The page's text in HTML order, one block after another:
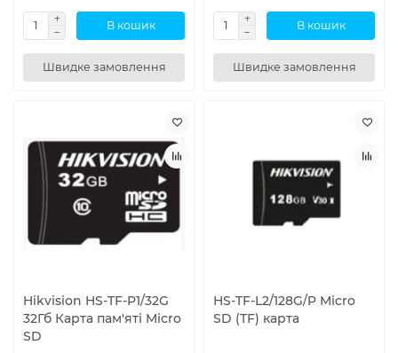
В кошик
Швидке замовлення
В кошик
Швидке замовлення
Hikvision HS-TF-P1/32G
32Гб Карта пам'яті Micro
SD
HS-TF-L2/128G/P Micro
SD (TF) карта